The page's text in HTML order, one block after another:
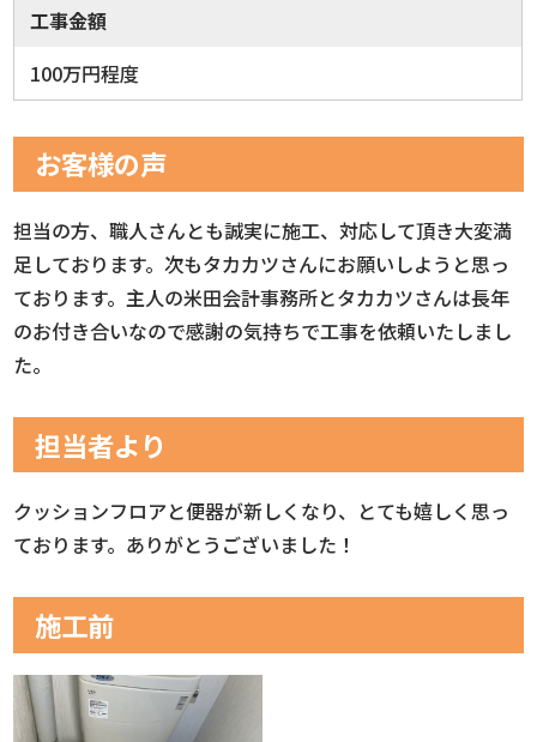
工事金額
100万円程度
お客様の声
担当の方、職人さんとも誠実に施工、対応して頂き大変満
足しております。次もタカカツさんにお願いしようと思っ
ております。主人の米田会計事務所とタカカツさんは長年
のお付き合いなので感謝の気持ちで工事を依頼いたしまし
た。
担当者より
クッションフロアと便器が新しくなり、とても嬉しく思っ
ております。ありがとうございました！
施工前